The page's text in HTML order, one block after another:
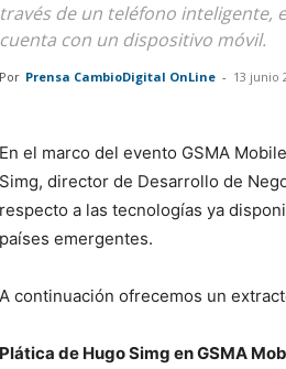
través de un teléfono inteligente,
cuenta con un dispositivo móvil.
Por Prensa CambioDigital OnLine - 13 junio
En el marco del evento GSMA
Simg, director de Desarrollo de
respecto a las tecnologías ya
países emergentes.
A continuación ofrecemos un
Plática de Hugo Simg en GSMA